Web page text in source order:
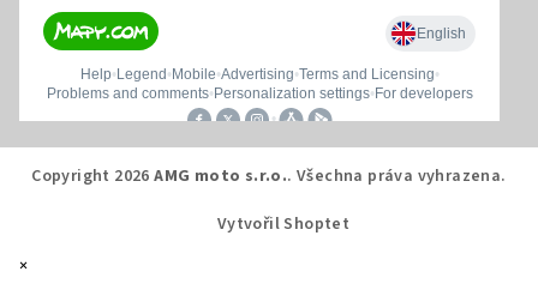
Copyright 2026AMG moto s.r.o.. Všechna práva vyhrazena.
Vytvořil Shoptet
×